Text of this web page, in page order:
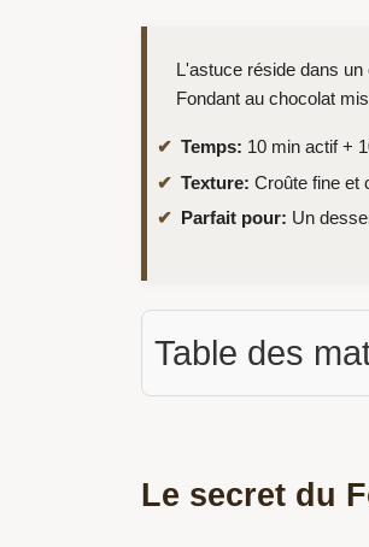
L'astuce réside dans
Fondant au chocolat
Temps: 10 min actif +
Texture: Croûte fine
Parfait pour: Un
Table des
Le secret du